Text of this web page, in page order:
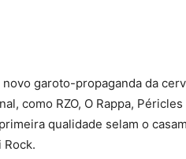
garoto-propaganda da
como RZO, O Rappa,
qualidade selam o
Rock.